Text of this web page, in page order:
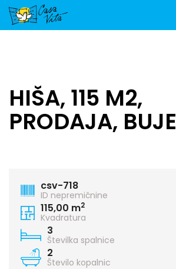
HIŠA, 115 M2,
PRODAJA, BUJE
csv-718
ID nepremičnine
115,00 m2
Kvadratura
3
Številka spalnice
2
Število kopalnic